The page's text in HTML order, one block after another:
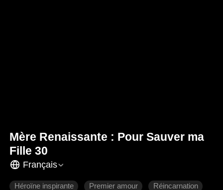
Mère Renaissante : Pour Sauver ma
Fille 30
Français
Héroïne inspirante Premier amour Réincarnation